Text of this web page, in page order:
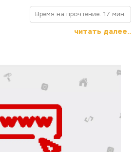
Время на прочтение: 17 мин.
читать далее..